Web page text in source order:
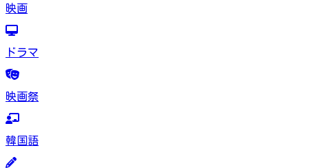
映画
ドラマ
映画祭
韓国語